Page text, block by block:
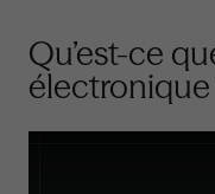
Gain de temps
Sécurité optimale
Qu’est-ce
électronique